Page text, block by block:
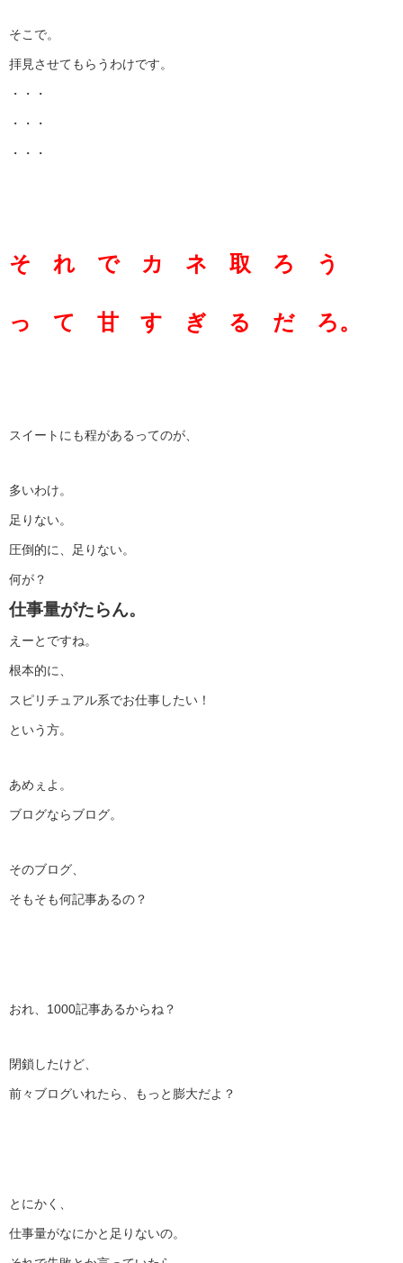
そこで。
拝見させてもらうわけです。
・・・
・・・
・・・
そ れ で カ ネ 取 ろ う
っ て 甘 す ぎ る だ ろ。
スイートにも程があるってのが、
多いわけ。
足りない。
圧倒的に、足りない。
何が？
仕事量がたらん。
えーとですね。
根本的に、
スピリチュアル系でお仕事したい！
という方。
あめぇよ。
ブログならブログ。
そのブログ、
そもそも何記事あるの？
おれ、1000記事あるからね？
閉鎖したけど、
前々ブログいれたら、もっと膨大だよ？
とにかく、
仕事量がなにかと足りないの。